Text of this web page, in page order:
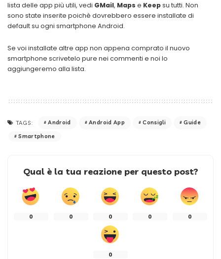
lista delle app più utili, vedi GMail, Maps e Keepsu tutti. Non
sono state inserite poichè dovrebbero essere installate di
default su ogni smartphone Android.
Se voi installate altre app non appena comprato il nuovo
smartphone scrivetelo pure nei commenti e noi lo
aggiungeremo alla lista.
TAGS: Android Android App Consigli
Guide
Smartphone
Qual è la tua reazione per questo post?
0 0 0 0 0
0